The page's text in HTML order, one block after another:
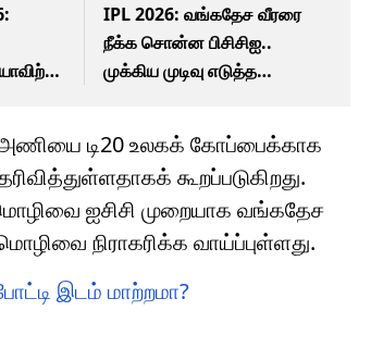
IPL 2026: வங்கதேச வீரரை
நீக்க சொன்ன பிசிசிஐ..
முக்கிய முடிவு எடுத்த
டி20 உலகக் கோப்பைக்காக
கூறப்படுகிறது.
ஐசிசி முறையாக வங்கதேச
நிராகரிக்க வாய்ப்புள்ளது.
இடம் மாற்றமா?